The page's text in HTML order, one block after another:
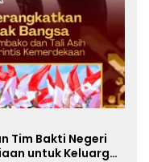
Tim Bakti Negeri
untuk Keluarga